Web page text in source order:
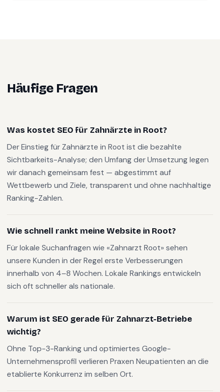
Häufige Fragen
Was kostet SEO für Zahnärzte in Root?
Der Einstieg für Zahnärzte in Root ist die bezahlte
Sichtbarkeits-Analyse; den Umfang der Umsetzung legen
wir danach gemeinsam fest — abgestimmt auf
Wettbewerb und Ziele, transparent und ohne nachhaltige
Ranking-Zahlen.
Wie schnell rankt meine Website in Root?
Für lokale Suchanfragen wie «Zahnarzt Root» sehen
unsere Kunden in der Regel erste Verbesserungen
innerhalb von 4–8 Wochen. Lokale Rankings entwickeln
sich oft schneller als nationale.
Warum ist SEO gerade für Zahnarzt-Betriebe
wichtig?
Ohne Top-3-Ranking und optimiertes Google-
Unternehmensprofil verlieren Praxen Neupatienten an die
etablierte Konkurrenz im selben Ort.